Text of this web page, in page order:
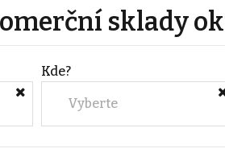
sklady
Kde?
Vyberte